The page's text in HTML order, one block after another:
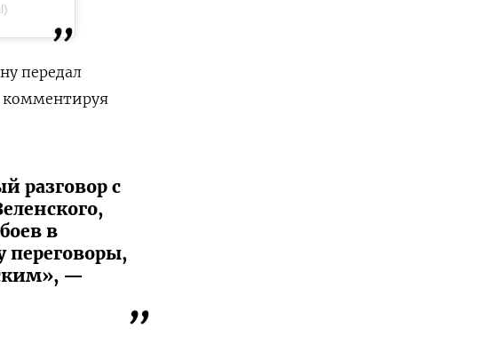
передал
комментируя
разговор с
в
переговоры,
—